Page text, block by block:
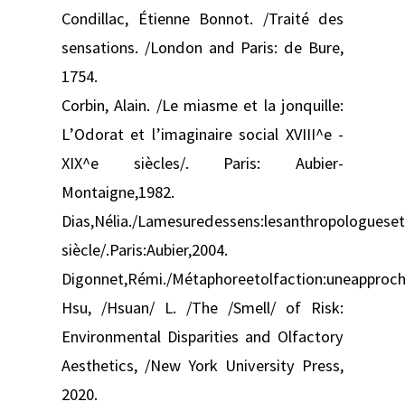
Condillac, Étienne Bonnot. /Traité des
sensations. /London and Paris: de Bure,
1754.
Corbin, Alain. /Le miasme et la jonquille:
L’Odorat et l’imaginaire social XVIII^e -
XIX^e siècles/. Paris: Aubier-
Montaigne,1982.
Dias,Nélia./
siècle/.Paris:Aubier,2004.
Digonnet,Rémi./
Hsu, /Hsuan/ L. /The /Smell/ of Risk:
Environmental Disparities and Olfactory
Aesthetics, /New York University Press,
2020.